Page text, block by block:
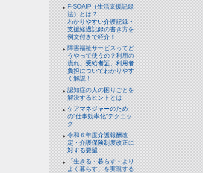
F-SOAIP（生活支援記録
法）とは？
わかりやすい介護記録・
支援経過記録の書き方を
例文付きで紹介！
障害福祉サービスってど
うやって使うの？利用の
流れ、受給者証、利用者
負担についてわかりやす
く解説！
認知症の人の困りごとを
解決するヒントとは
ケアマネジャーのため
の“仕事効率化”テクニッ
ク
令和６年度介護報酬改
定・介護保険制度改正に
対する要望
「生きる・暮らす・より
よく暮らす」を実現する